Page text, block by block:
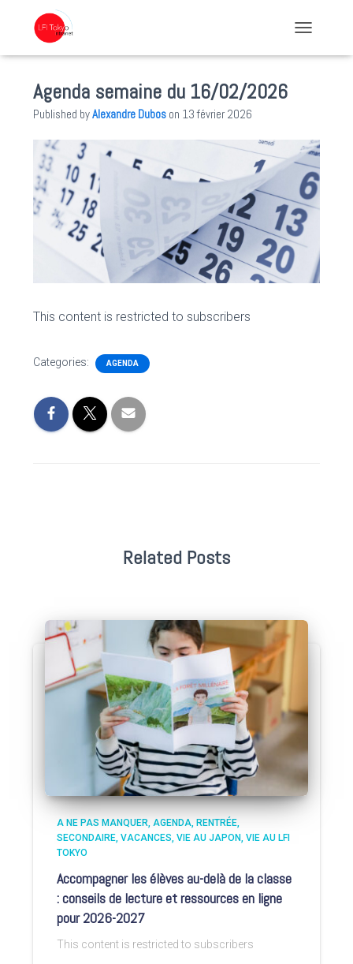
Agenda semaine du 16/02/2026
Published byAlexandre Dubos on 13 février 2026
This content is restricted to subscribers
Categories: AGENDA
Related Posts
A NE PAS MANQUER AGENDA RENTRÉE
SECONDAIRE VACANCES VIE AU JAPON VIE AU LFI
TOKYO
Accompagner les élèves au-delà de la classe
: conseils de lecture et ressources en ligne
pour 2026-2027
This content is restricted to subscribers